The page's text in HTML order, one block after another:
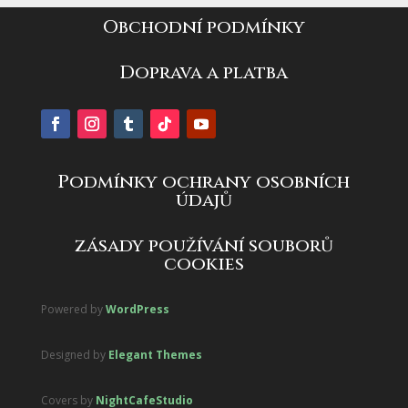
Obchodní podmínky
Doprava a platba
Podmínky ochrany osobních
údajů
zásady používání souborů
cookies
Powered byWordPress
Designed by Elegant Themes
Covers by NightCafeStudio